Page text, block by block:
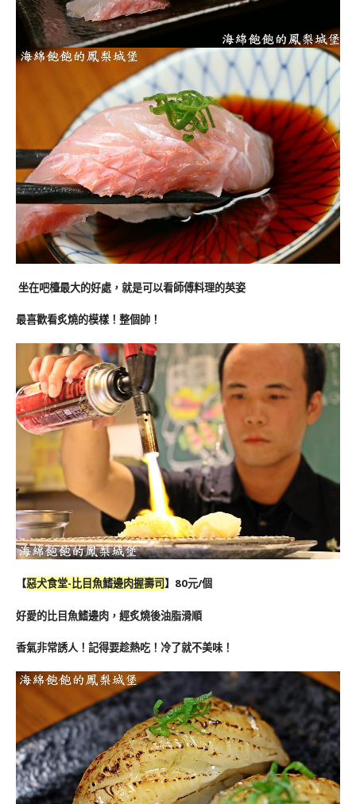
坐在吧檯最大的好處，就是可以看師傅料理的英姿
最喜歡看炙燒的模樣！整個帥！
【惡犬食堂-比目魚鰭邊肉握壽司】80元/個
好愛的比目魚鰭邊肉，經炙燒後油脂滑順
香氣非常誘人！記得要趁熱吃！冷了就不美味！